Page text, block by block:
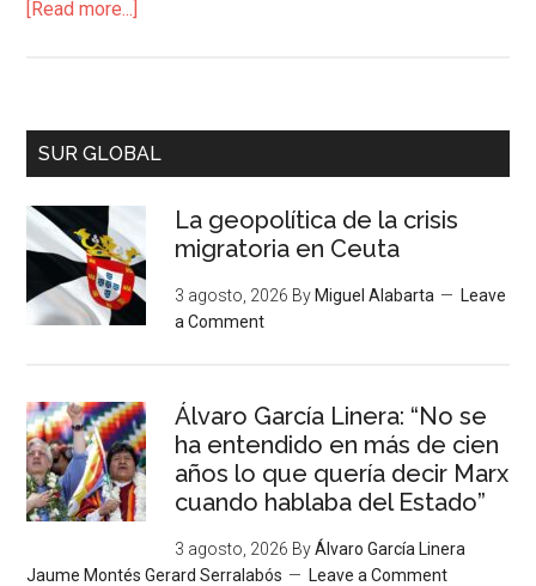
[Read more...]
SUR GLOBAL
La geopolítica de la crisis
migratoria en Ceuta
3 agosto, 2026 By Miguel Alabarta
Leave
a Comment
Álvaro García Linera: “No se
ha entendido en más de cien
años lo que quería decir Marx
cuando hablaba del Estado”
3 agosto, 2026 ByÁlvaro García Linera
Jaume Montés Gerard Serralabós
Leave a Comment